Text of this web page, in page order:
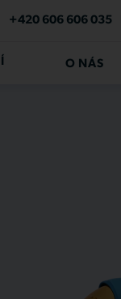
+420 606 606 035
O NÁS